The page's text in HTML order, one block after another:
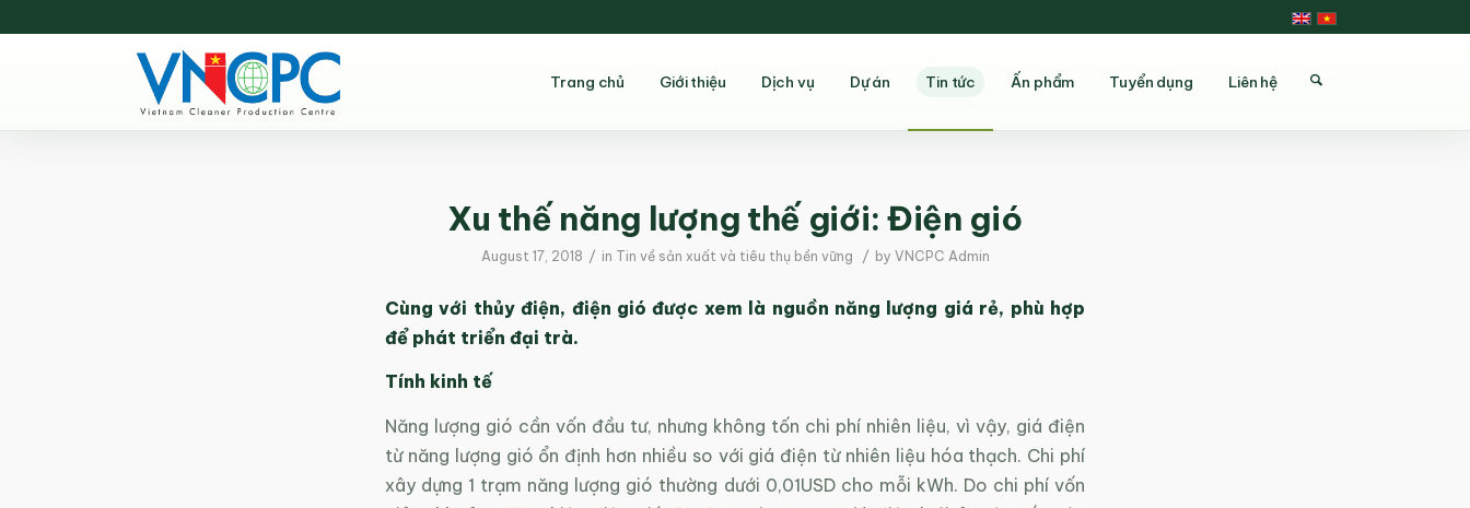
Trang chủ Giới thiệu Dịch vụ Dự án Tin tức Ấn phẩm Tuyển dụng Liên hệ
Xu thế năng lượng thế giới: Điện gió
August 17, 2018 / in Tin về sản xuất và tiêu thụ bền vững / by VNCPC Admin
Cùng với thủy điện, điện gió được xem là nguồn năng lượng giá rẻ, phù hợp
để phát triển đại trà.
Tính kinh tế
Năng lượng gió cần vốn đầu tư, nhưng không tốn chi phí nhiên liệu, vì vậy, giá điện
từ năng lượng gió ổn định hơn nhiều so với giá điện từ nhiên liệu hóa thạch. Chi phí
xây dựng 1 trạm năng lượng gió thường dưới 0,01USD cho mỗi kWh. Do chi phí vốn